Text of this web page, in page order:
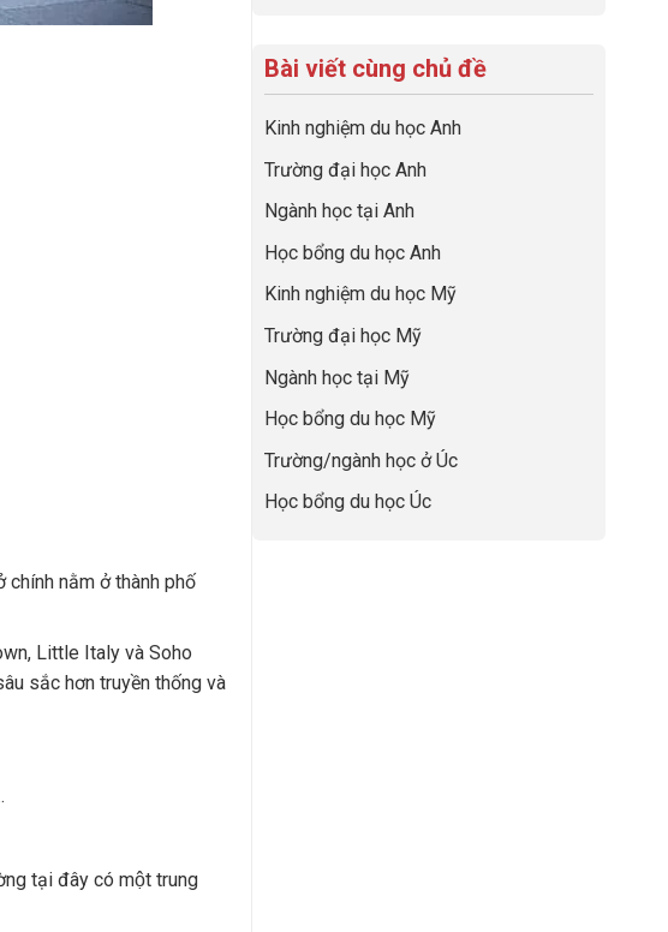
nằm ở thành phố
Little Italy và Soho
sắc hơn truyền thống và
tại đây có một trung
năng
“Bước
Đệm
Cất
quyết
để
bao
giờ
sợ
chọn
sai
sự
nghiệp
trình
tiền
trạm
Anh
quốc
cùng
CEO
INDEC
luận
Startup
Cho
Bầu
Học
50%
Global
Leaders
Anh
Quốc:
Chiến
Lược
Nâng
Tầm
Bài viết cùng chủ đề
Kinh nghiệm du học Anh
Trường đại học Anh
Ngành học tại Anh
Học bổng du học Anh
Kinh nghiệm du học Mỹ
Trường đại học Mỹ
Ngành học tại Mỹ
Học bổng du học Mỹ
Trường/ngành học ở Úc
Học bổng du học Úc